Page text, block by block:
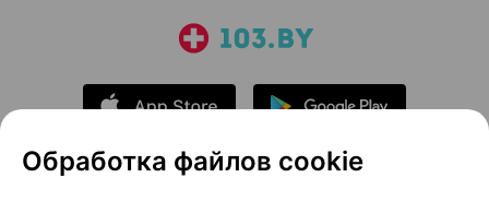
Обработка файлов cookie